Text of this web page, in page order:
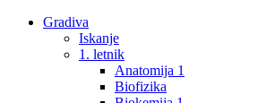
Gradiva
Iskanje
1. letnik
Anatomija 1
Biofizika